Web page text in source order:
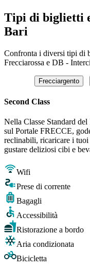
Tipi di biglietti
Bari
Confronta i diversi tipi di
Frecciarossa e DB -
Frecciargento
Second Class
Nella Classe Standard
sul Portale FRECCE,
reclinabili, ricaricare i
gustare deliziosi cibi e
Wifi
Prese di corrente
Bagagli
Accessibilità
Ristorazione a bordo
Aria condizionata
Bicicletta